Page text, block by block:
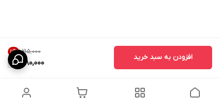
۱٬۲۱۵٬۰۰۰ 11%
1,080,000
افزودن به سبد خرید